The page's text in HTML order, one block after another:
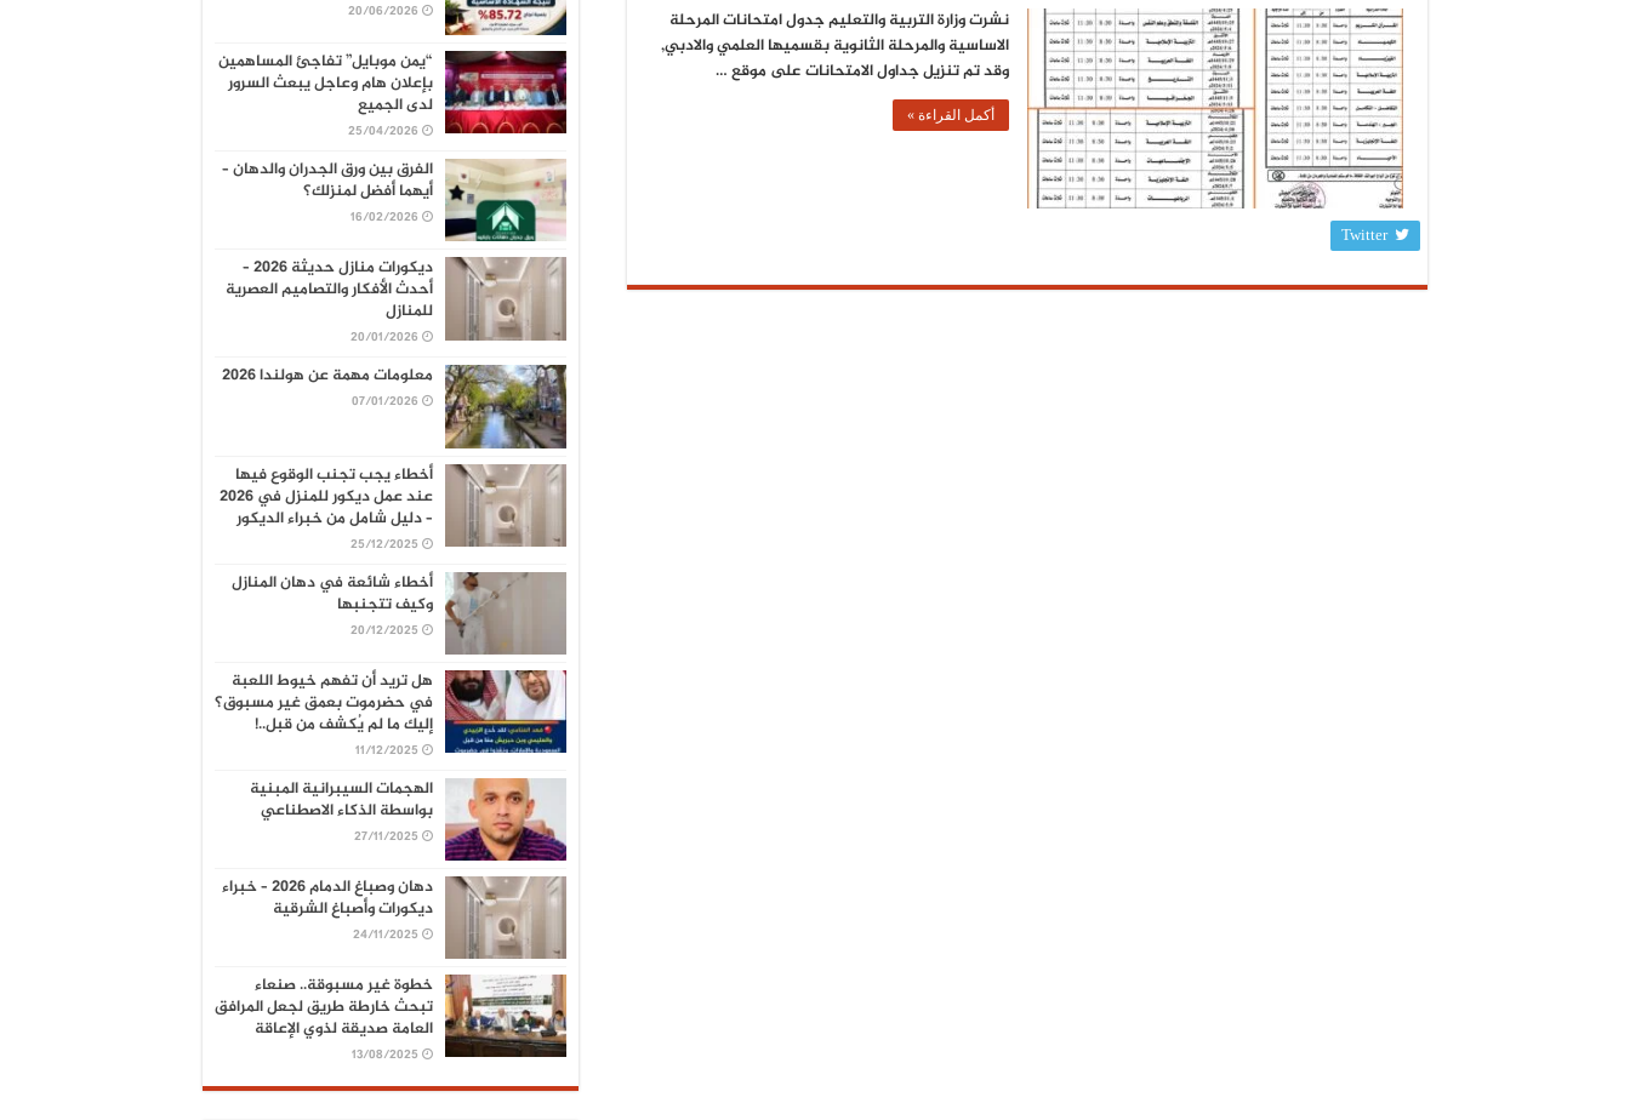
نشرت وزارة التربية والتعليم جدول امتحانات المرحلة
الاساسية والمرحلة الثانوية بقسميها العلمي والادبي,
وقد تم تنزيل جداول الامتحانات على موقع …
أكمل القراءة »
Twitter
20/06/2026
“يمن موبايل” تفاجئ المساهمين
بإعلان هام وعاجل يبعث السرور
لدى الجميع
25/04/2026
الفرق بين ورق الجدران والدهان –
أيهما أفضل لمنزلك؟
16/02/2026
ديكورات منازل حديثة 2026 –
أحدث الأفكار والتصاميم العصرية
للمنازل
20/01/2026
معلومات مهمة عن هولندا 2026
07/01/2026
أخطاء يجب تجنب الوقوع فيها
عند عمل ديكور للمنزل في 2026
– دليل شامل من خبراء الديكور
25/12/2025
أخطاء شائعة في دهان المنازل
وكيف تتجنبها
20/12/2025
هل تريد أن تفهم خيوط اللعبة
في حضرموت بعمق غير مسبوق؟
إليك ما لم يُكشف من قبل..!
11/12/2025
الهجمات السيبرانية المبنية
بواسطة الذكاء الاصطناعي
27/11/2025
دهان وصباغ الدمام 2026 – خبراء
ديكورات وأصباغ الشرقية
24/11/2025
خطوة غير مسبوقة.. صنعاء
تبحث خارطة طريق لجعل المرافق
العامة صديقة لذوي الإعاقة
13/08/2025